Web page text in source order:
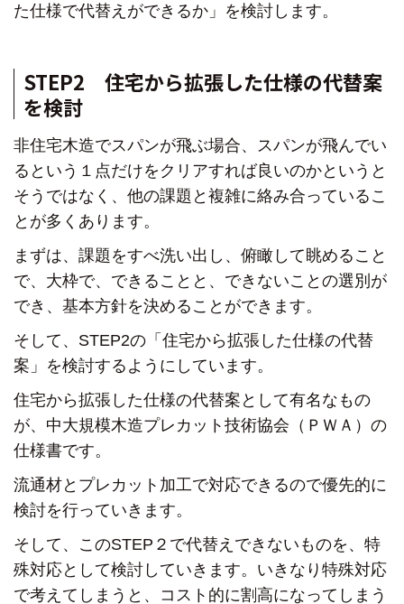
た仕様で代替えができるか」を検討します。
STEP2 住宅から拡張した仕様の代替案
を検討
非住宅木造でスパンが飛ぶ場合、
スパンが飛んでい
るという１点だけをクリアすれば良いのかというと
そうではなく、他の課題と複雑に絡み合っているこ
とが多くあります。
まずは、課題をすべ洗い出し、俯瞰して眺めること
で、 大枠で、できることと、できないことの選別が
でき、 基本方針を決めることができます。
そして、STEP2の「住宅から拡張した仕様の代替
案」を検討するようにしています。
住宅から拡張した仕様の代替案として有名なもの
が、 中大規模木造プレカット技術協会（ＰＷＡ）の
仕様書です。
流通材とプレカット加工で対応できるので優先的に
検討を行っていきます。
そして、このSTEP２で代替えできないものを、 特
殊対応として検討していきます。 いきなり特殊対応
で考えてしまうと、コスト的に割高になってしまう